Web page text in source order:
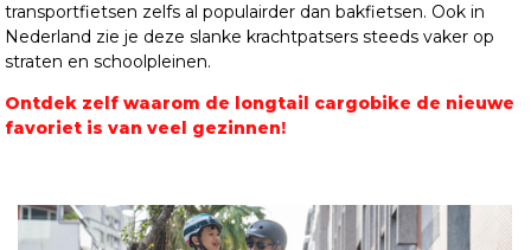
transportfietsen zelfs al populairder dan bakfietsen. Ook in
Nederland zie je deze slanke krachtpatsers steeds vaker op
straten en schoolpleinen.
Ontdek zelf waarom de longtail cargobike de nieuwe
favoriet is van veel gezinnen!